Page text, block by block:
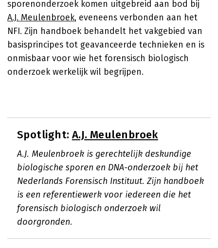
sporenonderzoek komen uitgebreid aan bod bij
A.J. Meulenbroek, eveneens verbonden aan het
NFI. Zijn handboek behandelt het vakgebied van
basisprincipes tot geavanceerde technieken en is
onmisbaar voor wie het forensisch biologisch
onderzoek werkelijk wil begrijpen.
Spotlight: A.J. Meulenbroek
A.J. Meulenbroek is gerechtelijk deskundige
biologische sporen en DNA-onderzoek bij het
Nederlands Forensisch Instituut. Zijn handboek
is een referentiewerk voor iedereen die het
forensisch biologisch onderzoek wil
doorgronden.